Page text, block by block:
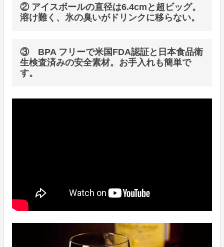
② アイスボールの直径は6.4cmと超ビッグ。
溶け難く、氷の臭いがドリンクに移らない。
③ BPA フリーで米国FDA認証と日本食品衛
生検査済みの安全素材。お手入れも簡単で
す。